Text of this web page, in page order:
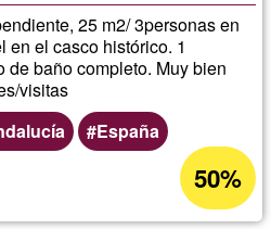
25 m2/ 3personas en
en el casco histórico. 1
de baño completo. Muy bien
visitas
España
50%